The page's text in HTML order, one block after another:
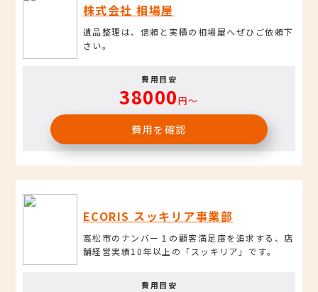
株式会社 相場屋
遺品整理は、信頼と実積の相場屋へぜひご依頼下
さい。
費用目安
38000円〜
費用を確認
ECORIS スッキリア事業部
高松市のナンバー１の顧客満足度を追求する、店
舗経営実績10年以上の「スッキリア」です。
費用目安